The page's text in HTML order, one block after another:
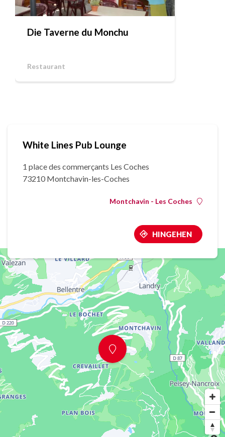
Die Taverne du Monchu
Restaurant
White Lines Pub Lounge
1 place des commerçants Les Coches
73210 Montchavin-les-Coches
Montchavin - Les Coches
HINGEHEN